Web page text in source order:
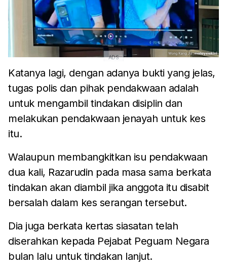
ADS
Katanya lagi, dengan adanya bukti yang jelas,
tugas polis dan pihak pendakwaan adalah
untuk mengambil tindakan disiplin dan
melakukan pendakwaan jenayah untuk kes
itu.
Walaupun membangkitkan isu pendakwaan
dua kali, Razarudin pada masa sama berkata
tindakan akan diambil jika anggota itu disabit
bersalah dalam kes serangan tersebut.
Dia juga berkata kertas siasatan telah
diserahkan kepada Pejabat Peguam Negara
bulan lalu untuk tindakan lanjut.